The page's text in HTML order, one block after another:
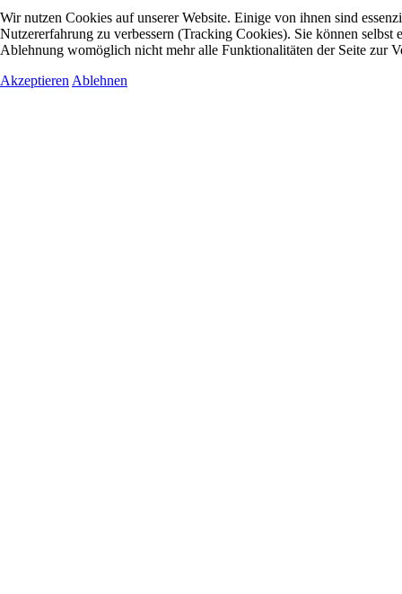
Wir nutzen Cookies auf unserer Website. Einige von ihnen sind
Nutzererfahrung zu verbessern (Tracking Cookies). Sie können selbst
Ablehnung womöglich nicht mehr alle Funktionalitäten der Seite zur
Akzeptieren Ablehnen